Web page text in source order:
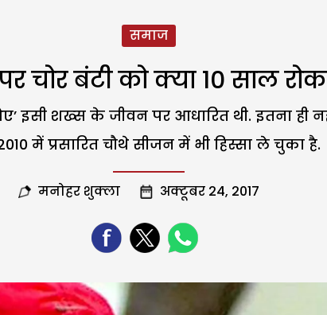
समाज
चोर बंटी को क्या 10 साल
शख्स के जीवन पर आधारित थी. इतना ही नहीं,
में प्रसारित चौथे सीजन में भी हिस्सा ले चुका है.
मनोहर शुक्ला अक्टूबर 24, 2017